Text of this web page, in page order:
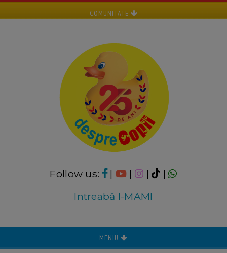
COMUNITATE
Follow us: | | |
|
Intreabă I-MAMI
MENIU